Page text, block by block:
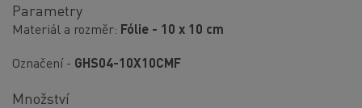
Parametry
Materiál a rozměr Fólie - 10 x 10 cm
Označení - GHS04-10X10CMF
Množství